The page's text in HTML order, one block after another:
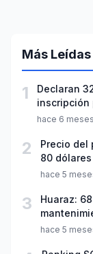
Más Leídas
1
Declaran
inscripción
hace 6 meses
2
Precio del
80
hace 5
3
Huaraz:
año
hace 5